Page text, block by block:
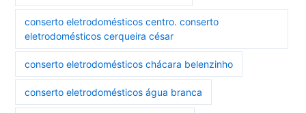
conserto eletrodomésticos centro. conserto
eletrodomésticos cerqueira césar
conserto eletrodomésticos chácara belenzinho
conserto eletrodomésticos água branca